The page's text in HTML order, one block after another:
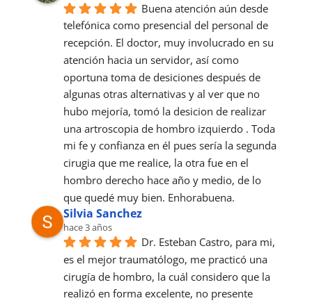
Buena atención aún desde
telefónica como presencial del personal de
recepción. El doctor, muy involucrado en su
atención hacia un servidor, así como
oportuna toma de desiciones después de
algunas otras alternativas y al ver que no
hubo mejoría, tomó la desicion de realizar
una artroscopia de hombro izquierdo . Toda
mi fe y confianza en él pues sería la segunda
cirugia que me realice, la otra fue en el
hombro derecho hace año y medio, de lo
que quedé muy bien. Enhorabuena.
Silvia Sanchez
hace 3 años
Dr. Esteban Castro, para mi,
es el mejor traumatólogo, me practicó una
cirugía de hombro, la cuál considero que la
realizó en forma excelente, no presente